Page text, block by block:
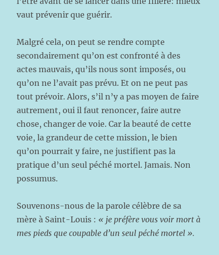
vaut prévenir que guérir.
Malgré cela, on peut se rendre compte
secondairement qu’on est confronté à des
actes mauvais, qu’ils nous sont imposés, ou
qu’on ne l’avait pas prévu. Et on ne peut pas
tout prévoir. Alors, s’il n’y a pas moyen de faire
autrement, oui il faut renoncer, faire autre
chose, changer de voie. Car la beauté de cette
voie, la grandeur de cette mission, le bien
qu’on pourrait y faire, ne justifient pas la
pratique d’un seul péché mortel. Jamais. Non
possumus.
Souvenons-nous de la parole célèbre de sa
mère à Saint-Louis : « je préfère vous voir mort à
mes pieds que coupable d’un seul péché mortel ».